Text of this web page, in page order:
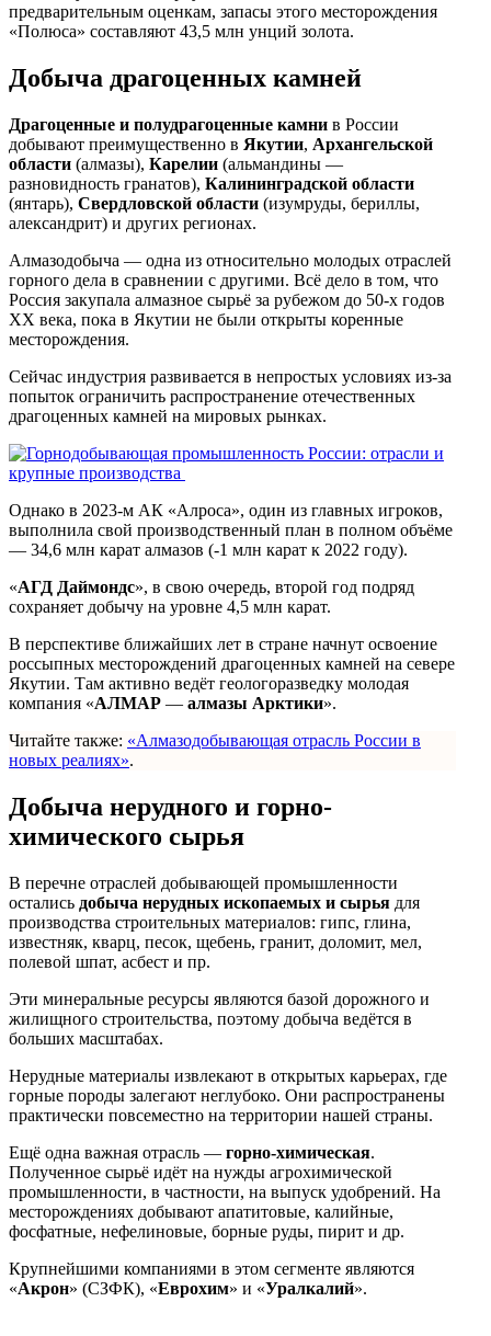
предварительным оценкам, запасы этого месторождения
«Полюса» составляют 43,5 млн унций золота.
Добыча драгоценных камней
Драгоценные и полудрагоценные камни в России
добывают преимущественно в Якутии, Архангельской
области (алмазы), Карелии (альмандины —
разновидность гранатов), Калининградской области
(янтарь), Свердловской области (изумруды, бериллы,
александрит) и других регионах.
Алмазодобыча — одна из относительно молодых отраслей
горного дела в сравнении с другими. Всё дело в том, что
Россия закупала алмазное сырьё за рубежом до 50-х годов
ХХ века, пока в Якутии не были открыты коренные
месторождения.
Сейчас индустрия развивается в непростых условиях из-за
попыток ограничить распространение отечественных
драгоценных камней на мировых рынках.
Однако в 2023-м АК «Алроса», один из главных игроков,
выполнила свой производственный план в полном объёме
— 34,6 млн карат алмазов (-1 млн карат к 2022 году).
«АГД Даймондс», в свою очередь, второй год подряд
сохраняет добычу на уровне 4,5 млн карат.
В перспективе ближайших лет в стране начнут освоение
россыпных месторождений драгоценных камней на севере
Якутии. Там активно ведёт геологоразведку молодая
компания «АЛМАР — алмазы Арктики».
Читайте также: «Алмазодобывающая отрасль России в
новых реалиях».
Добыча нерудного и горно-
химического сырья
В перечне отраслей добывающей промышленности
остались добыча нерудных ископаемых и сырья для
производства строительных материалов: гипс, глина,
известняк, кварц, песок, щебень, гранит, доломит, мел,
полевой шпат, асбест и пр.
Эти минеральные ресурсы являются базой дорожного и
жилищного строительства, поэтому добыча ведётся в
больших масштабах.
Нерудные материалы извлекают в открытых карьерах, где
горные породы залегают неглубоко. Они распространены
практически повсеместно на территории нашей страны.
Ещё одна важная отрасль — горно-химическая.
Полученное сырьё идёт на нужды агрохимической
промышленности, в частности, на выпуск удобрений. На
месторождениях добывают апатитовые, калийные,
фосфатные, нефелиновые, борные руды, пирит и др.
Крупнейшими компаниями в этом сегменте являются
«Акрон» (СЗФК), «Еврохим» и «Уралкалий».